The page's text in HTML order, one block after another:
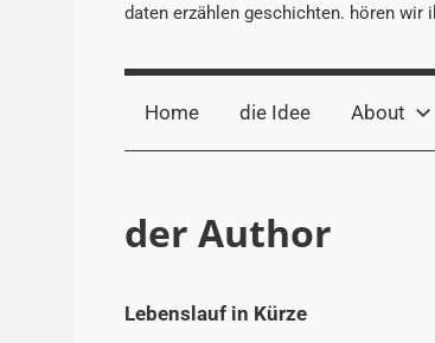
daten erzählen geschichten. hören wir
Home die Idee About
der Author
Lebenslauf in Kürze